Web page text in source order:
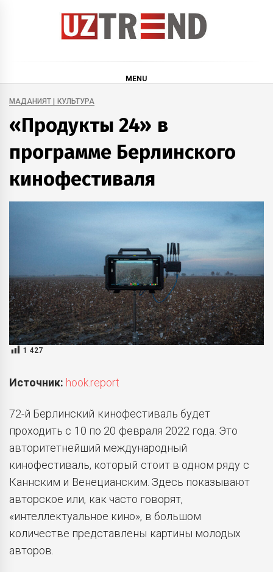
MENU
МАДАНИЯТ | КУЛЬТУРА
«Продукты 24» в
программе Берлинского
кинофестиваля
1 427
Источник: hook.report
72-й Берлинский кинофестиваль будет
проходить с 10 по 20 февраля 2022 года. Это
авторитетнейший международный
кинофестиваль, который стоит в одном ряду с
Каннским и Венецианским. Здесь показывают
авторское или, как часто говорят,
«интеллектуальное кино», в большом
количестве представлены картины молодых
авторов.